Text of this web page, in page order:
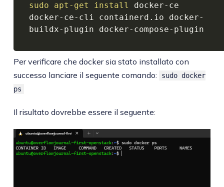
sudo apt-get install docker-ce
docker-ce-cli containerd.io docker-
buildx-plugin docker-compose-plugin
Per verificare che docker sia stato installato con
successo lanciare il seguente comando:
sudo docker
ps
Il risultato dovrebbe essere il seguente: